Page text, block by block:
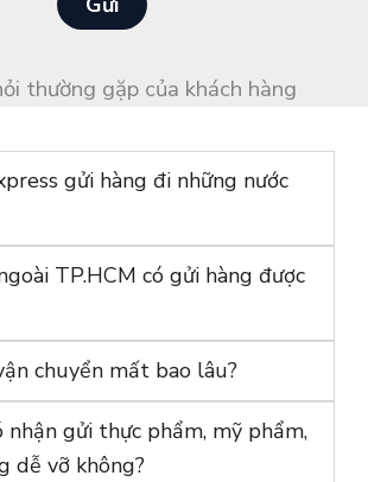
thường gặp của khách hàng
gửi hàng đi những nước
TP.HCM có gửi hàng được
chuyển mất bao lâu?
nhận gửi thực phẩm, mỹ phẩm,
dễ vỡ không?